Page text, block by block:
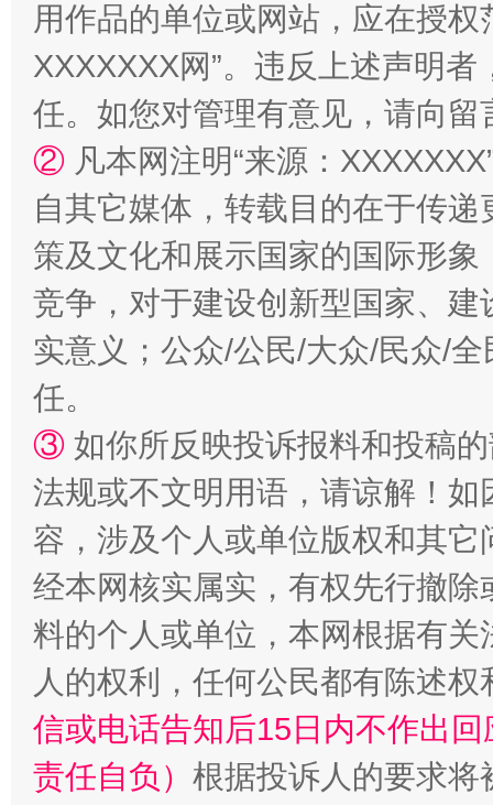
国家大学科技园优化重塑工作
扯下公款旅游的“隐身衣” 如何以
“蜀中异人”王建安的艺术幻境
用作品的单位或网站，应在授
XXXXXXX网”。违反上述声明
任。如您对管理有意见，请向
② 凡本网注明“来源：
自其它媒体，转载目的在于传
策及文化和展示国家的国际形
竞争，对于建设创新型国家、
实意义；公众/公民/大众/民众/
任。
③ 如你所反映投诉报料和投稿
法规或不文明用语，请谅解！
容，涉及个人或单位版权和其它
经本网核实属实，有权先行撤
料的个人或单位，本网根据有
人的权利，任何公民都有陈述
信或电话告知后15日内不作出
责任自负） 根据投诉人的要求将